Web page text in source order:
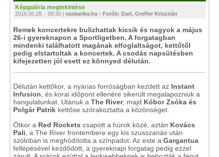
Képgaléria megtekintése
2018.05.28. - 00:30 | vaskarika.hu - Fotók: Dart, Greffer Krisztián
Remek koncertekre bulizhattak kicsik és nagyok a május
26-i gyereknapon a Sportligetben. A forgatagban
mindenki találhatott magának elfoglaltságot, kettőtől
pedig elstartoltak a koncertek. A csodás napsütésben
kifejezetten jól esett ez könnyed délután.
Délután kettőkor, a nyárias forróságban kezdett az Instant
Infusion , és korai időpont ellenére sikerült megalapozniuk a
hangulatunkat. Utánuk a The River, majd Kóbor Zsóka és
Polgár Patrik kettőse szórakoztatta a közönséget.
Ötkor a Red Rockets csapott a húrok közé, aztán Kovács
Pali , a The River frontembere egy kis szusszanás után
szólóban is meghódította a színpadot. Az este a Gargantua
fellépésével kezdődött, a gyereknapi forgatag pedig ezzel